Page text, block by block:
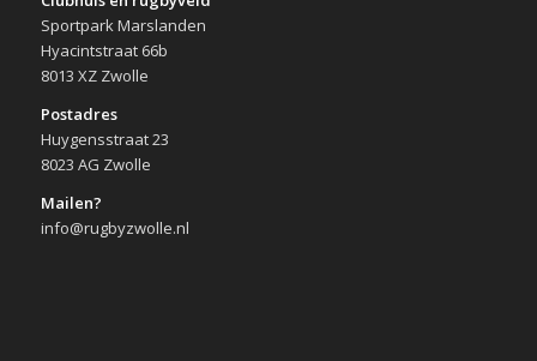
Sportpark Marslanden
Hyacintstraat 66b
8013 XZ Zwolle
Postadres
Huygensstraat 23
8023 AG Zwolle
Mailen?
info@rugbyzwolle.nl